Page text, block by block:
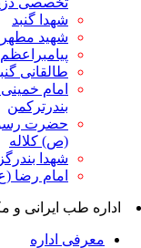
مطهری گنبد
(ص) گنبد
گنبد کاووس
خمینی (ره)
رسول اکرم
بندرگز
رضا (ع) خانببین
و مکمل